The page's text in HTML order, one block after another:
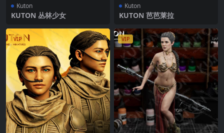
Kuton
KUTON 丛林少女
Kuton
KUTON 芭芭莱拉
VIP VIP